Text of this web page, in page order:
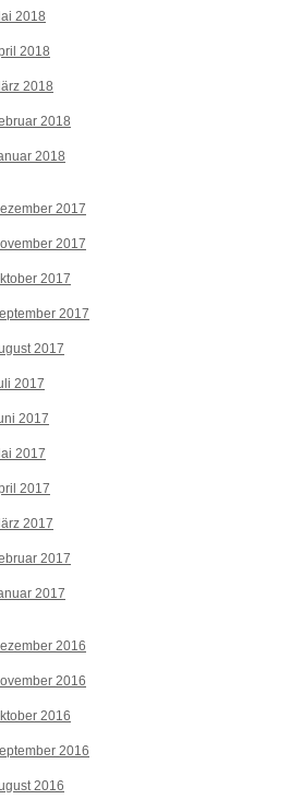
2018
2018
2018
2018
2018
2017
2017
2017
2017
2017
2017
2017
2017
2017
2017
2017
2017
2016
2016
2016
2016
2016